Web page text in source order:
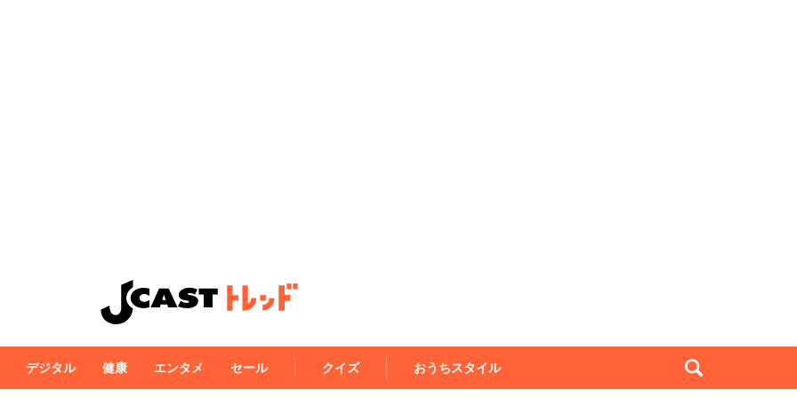
デジタル 健康 エンタメ セール クイズ おうちスタイル